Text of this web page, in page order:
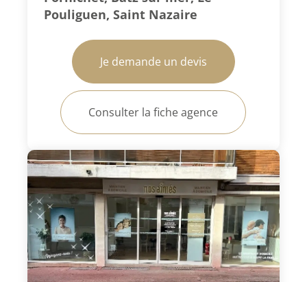
Pouliguen, Saint Nazaire
Je demande un devis
Consulter la fiche agence